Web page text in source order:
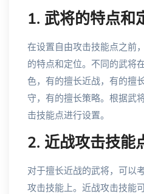
1. 武将的特点和
在设置自由攻击技能点之前
的特点和定位。不同的武将
色，有的擅长近战，有的擅
守，有的擅长策略。根据武
击技能点进行设置。
2. 近战攻击技能
对于擅长近战的武将，可以
攻击技能上。近战攻击技能